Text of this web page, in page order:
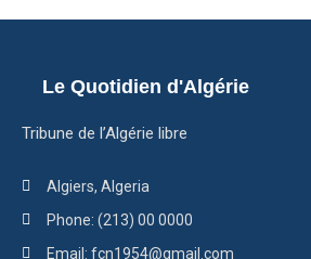
Le Quotidien d'Algérie
Tribune de l’Algérie libre
Algiers, Algeria
Phone: (213) 00 0000
Email: fcn1954@gmail.com